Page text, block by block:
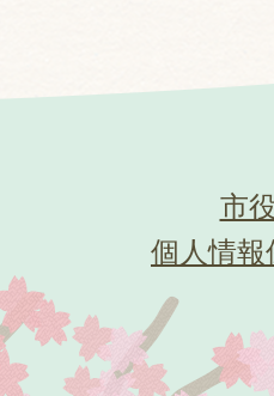
市
個人情